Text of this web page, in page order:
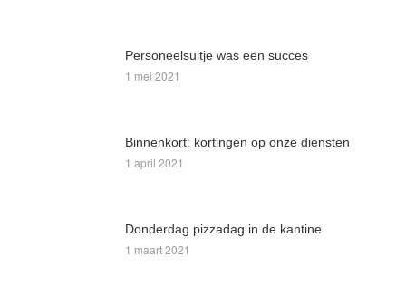
Personeelsuitje was een succes
1 mei 2021
Binnenkort: kortingen op onze diensten
1 april 2021
Donderdag pizzadag in de kantine
1 maart 2021